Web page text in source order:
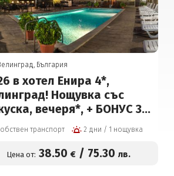
България
в хотел Енира 4*,
Нощувка със
вечеря*, + БОНУС 3
2 басейна с
вода, детски
джакузи и СПА пакет
транспорт 2 дни / 1 нощувка
Цена от: 38.50 € / 75.30 лв.